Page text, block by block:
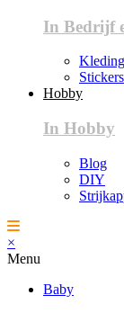
In Bedrijf
Kleding
Stickers
Hobby
In Hobby
Blog
DIY
×
Menu
Baby